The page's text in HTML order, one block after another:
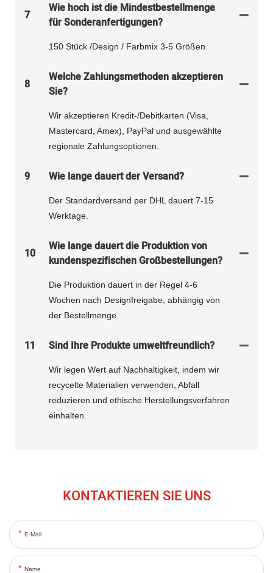
7
Wie hoch ist die Mindestbestellmenge
für Sonderanfertigungen?
150 Stück /Design / Farbmix 3-5 Größen.
8
Welche Zahlungsmethoden akzeptieren
Sie?
Wir akzeptieren Kredit-/Debitkarten (Visa,
Mastercard, Amex), PayPal und ausgewählte
regionale Zahlungsoptionen.
9 Wie lange dauert der Versand?
Der Standardversand per DHL dauert 7-15
Werktage.
10
Wie lange dauert die Produktion von
kundenspezifischen Großbestellungen?
Die Produktion dauert in der Regel 4-6
Wochen nach Designfreigabe, abhängig von
der Bestellmenge.
11 Sind Ihre Produkte umweltfreundlich?
Wir legen Wert auf Nachhaltigkeit, indem wir
recycelte Materialien verwenden, Abfall
reduzieren und ethische Herstellungsverfahren
einhalten.
KONTAKTIEREN SIE UNS
E-Mail
Name